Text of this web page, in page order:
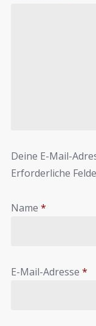
Deine E-Mail-
Erforderliche
Name *
E-Mail-Adresse *